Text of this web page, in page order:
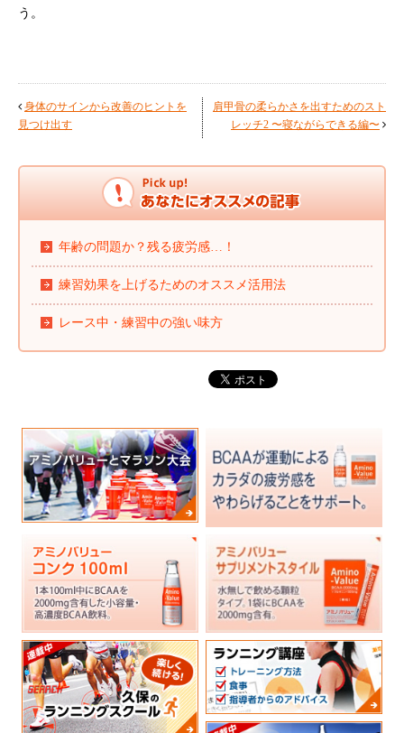
う。
身体のサインから改善のヒントを
見つけ出す
肩甲骨の柔らかさを出すためのスト
レッチ2 〜寝ながらできる編〜
年齢の問題か？残る疲労感…！
練習効果を上げるためのオススメ活用法
レース中・練習中の強い味方